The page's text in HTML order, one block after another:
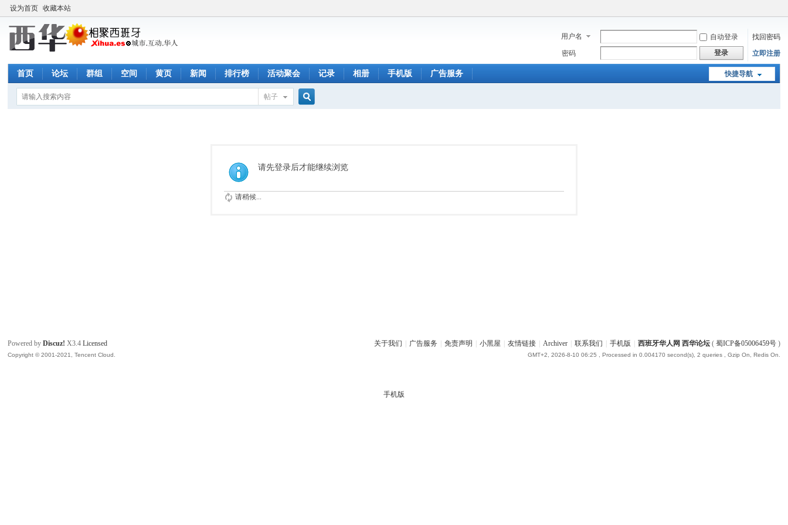
设为首页 收藏本站
用户名 自动登录
找回密码
密码
登录 立即注册
快捷导航
首页 论坛 群组 空间 黄页 新闻 排行榜 活动聚会 记录 相册 手机版 广告服务
帖子
索
请先登录后才能继续浏览
请稍候...
关于我们 广告服务 免责声明 小黑屋 友情链接 Archiver 联系我们 手机版 西班牙华人网 西华论坛( 蜀ICP备05006459号)
GMT+2, 2026-8-10 06:25 , Processed in 0.004170 second(s), 2 queries , Gzip On, Redis On.
Powered byDiscuz! X3.4 Licensed
Copyright © 2001-2021, Tencent Cloud.
手机版